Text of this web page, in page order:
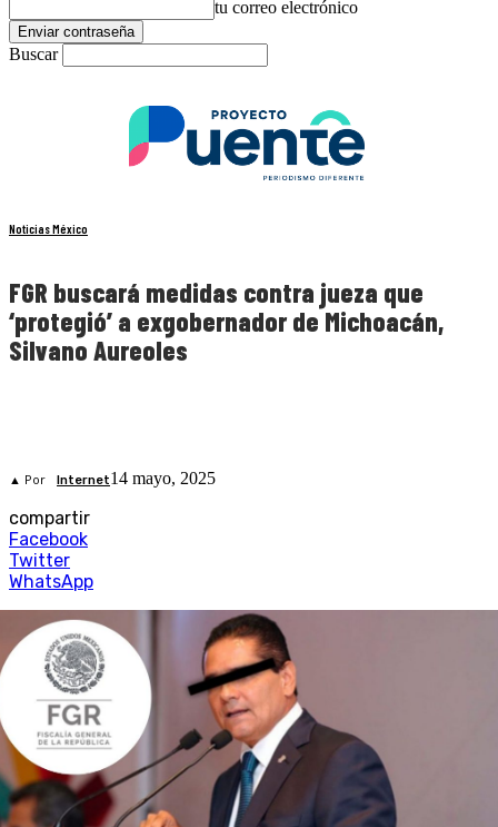
tu correo electrónico
Buscar
Noticias México
FGR buscará medidas contra jueza que
‘protegió’ a exgobernador de Michoacán,
Silvano Aureoles
▲ Por Internet14 mayo, 2025
compartir
Facebook
Twitter
WhatsApp